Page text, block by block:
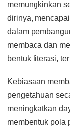
memungkinkan
dirinya,
dalam
membaca dan
bentuk literasi,
Kebiasaan
pengetahuan
meningkatkan
membentuk pola